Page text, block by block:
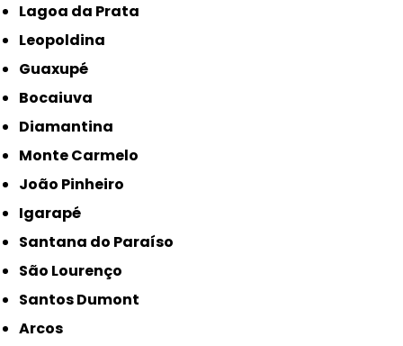
Lagoa da Prata
Leopoldina
Guaxupé
Bocaiuva
Diamantina
Monte Carmelo
João Pinheiro
Igarapé
Santana do Paraíso
São Lourenço
Santos Dumont
Arcos